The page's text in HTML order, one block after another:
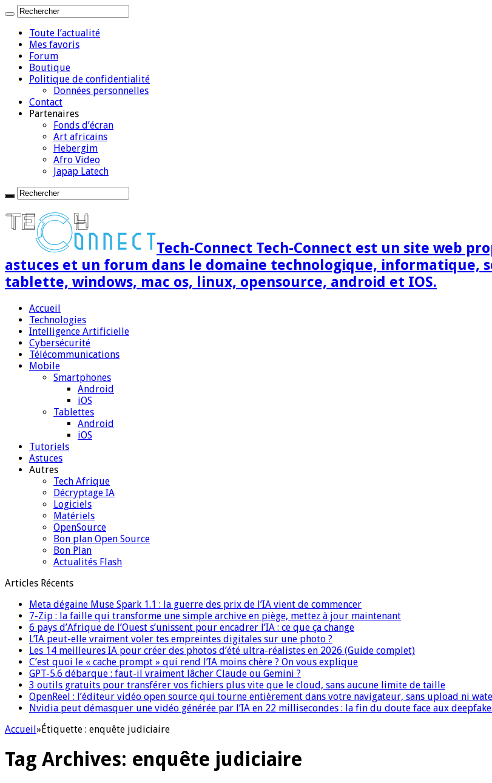
Toute l’actualité
Mes favoris
Forum
Boutique
Politique de confidentialité
Données personnelles
Contact
Partenaires
Fonds d’écran
Art africains
Hebergim
Afro Video
Japap Latech
Tech-Connect Tech-Connect est un site web
astuces et un forum dans le domaine technologique, informatique,
tablette, windows, mac os, linux, opensource, android et IOS.
Accueil
Technologies
Intelligence Artificielle
Cybersécurité
Télécommunications
Mobile
Smartphones
Android
iOS
Tablettes
Android
iOS
Tutoriels
Astuces
Autres
Tech Afrique
Décryptage IA
Logiciels
Matériels
OpenSource
Bon plan Open Source
Bon Plan
Actualités Flash
Articles Récents
Meta dégaine Muse Spark 1.1 : la guerre des prix de l’IA vient de commencer
7-Zip : la faille qui transforme une simple archive en piège, mettez à jour maintenant
6 pays d’Afrique de l’Ouest s’unissent pour encadrer l’IA : ce que ça change
L’IA peut-elle vraiment voler tes empreintes digitales sur une photo ?
Les 14 meilleures IA pour créer des photos d’été ultra-réalistes en 2026 (Guide complet)
C’est quoi le « cache prompt » qui rend l’IA moins chère ? On vous explique
GPT-5.6 débarque : faut-il vraiment lâcher Claude ou Gemini ?
3 outils gratuits pour transférer vos fichiers plus vite que le cloud, sans aucune limite de taille
OpenReel : l’éditeur vidéo open source qui tourne entièrement dans votre navigateur, sans upload ni
Nvidia peut démasquer une vidéo générée par l’IA en 22 millisecondes : la fin du doute face aux
Accueil»Étiquette : enquête judiciaire
Tag Archives: enquête judiciaire